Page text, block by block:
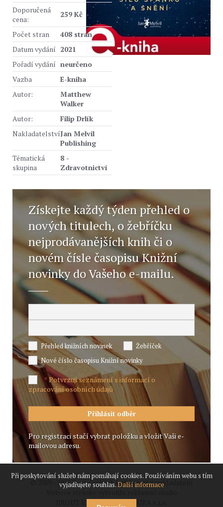
Doporučená
cena:
259 Kč
Počet stran
408 stran
Datum vydání 2021
Pořadí vydání neurčeno
Vazba
E-kniha
Autor:
Matthew
Walker
Autor:
Filip Drlík
NakladatelstvíJan Melvil
Publishing
Tématická
skupina
8 -
Zdravotnictví
Získejte každý týden přehled o
nových titulech, o žebříčku
nejprodávanějších knih či o
novém čísle časopisu Knižní
novinky do Vašeho e-mailu.
Přehled knižních novinek
Žebříček
Nové číslo časopisu Knižní novinky
*Potvrzuji seznámení s informací o
zpracování osobních údajů
Pro registraci stačí vybrat položku a vložit Vaši e-
mailovou adresu.
© 2009 - 2017 Svaz českých knihkupců a nakladatelů
JIROUT REKLANÍ AGENTURA s.r.o.
Při poskytování služeb nám pomáhají cookies. Používáním webu s tím
vyjadřujete souhlas.Další informace